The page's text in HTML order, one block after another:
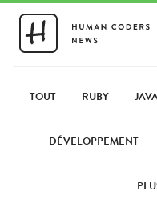
TOUT RUBY
DÉVELOPPEMENT